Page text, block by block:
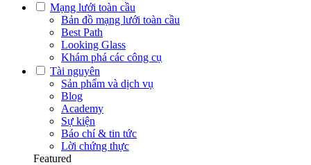
Mạng lưới toàn cầu
Bản đồ mạng lưới toàn cầu
Best Path
Looking Glass
Khám phá các công cụ
Tài nguyên
Sản phẩm và dịch vụ
Blog
Academy
Sự kiện
Báo chí & tin tức
Lời chứng thực
Featured